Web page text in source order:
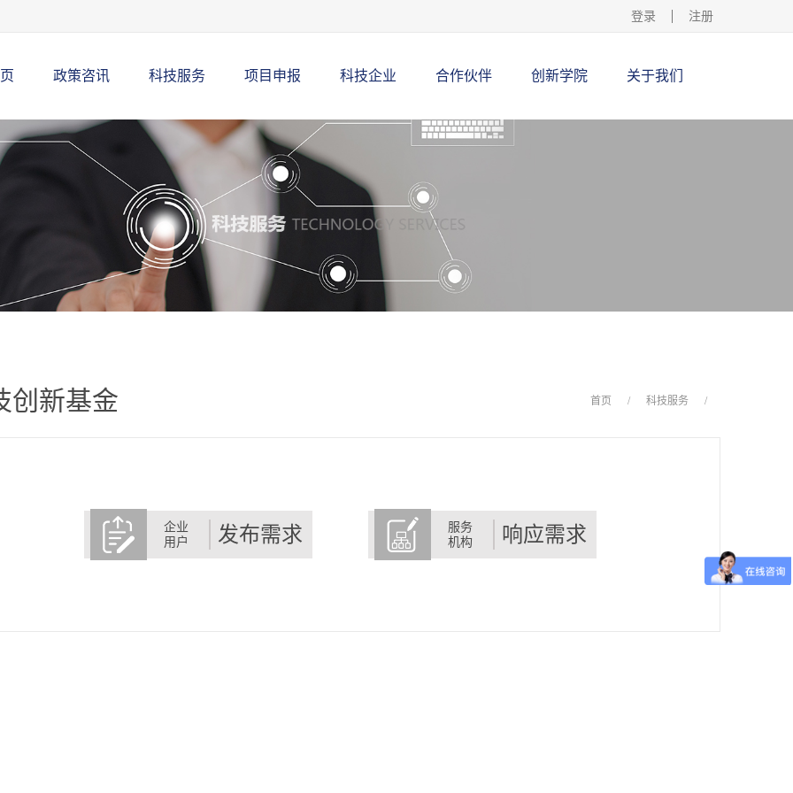
登录 注册
政策咨讯 科技服务 项目申报 科技企业 合作伙伴 创新学院 关于我们
首页 / 科技服务 /
创新基金
企业
用户
发布需求
服务
机构
响应需求